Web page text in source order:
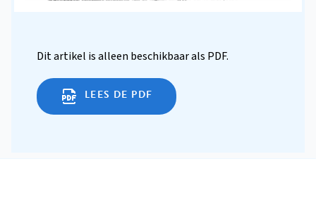
Dit artikel is alleen beschikbaar als PDF.
LEES DE PDF